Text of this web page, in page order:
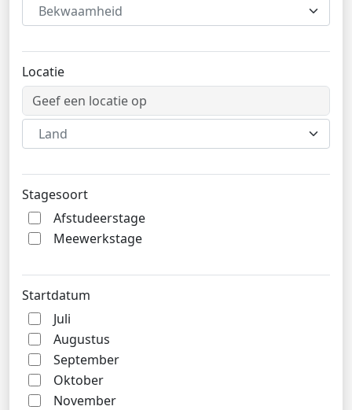
Bekwaamheid
Locatie
Land
Stagesoort
Afstudeerstage
Meewerkstage
Startdatum
Juli
Augustus
September
Oktober
November